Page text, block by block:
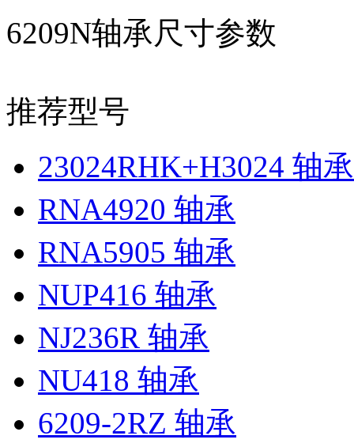
6209N轴承尺寸参数
推荐型号
23024RHK+H3024 轴承
RNA4920 轴承
RNA5905 轴承
NUP416 轴承
NJ236R 轴承
NU418 轴承
6209-2RZ 轴承